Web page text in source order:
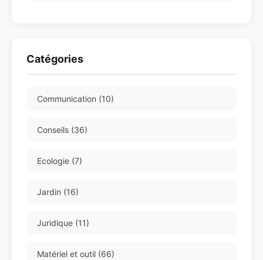
Catégories
Communication (10)
Conseils (36)
Ecologie (7)
Jardin (16)
Juridique (11)
Matériel et outil (66)